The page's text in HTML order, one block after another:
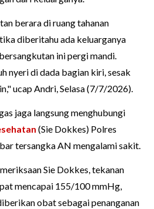
berara di ruang tahanan
diberitahu ada keluarganya
ini pergi mandi.
nyeri di dada bagian kiri, sesak
ucap Andri, Selasa (7/7/2026).
jaga langsung menghubungi
(Sie Dokkes) Polres
tersangka AN mengalami sakit.
Sie Dokkes, tekanan
mencapai 155/100 mmHg,
obat sebagai penanganan